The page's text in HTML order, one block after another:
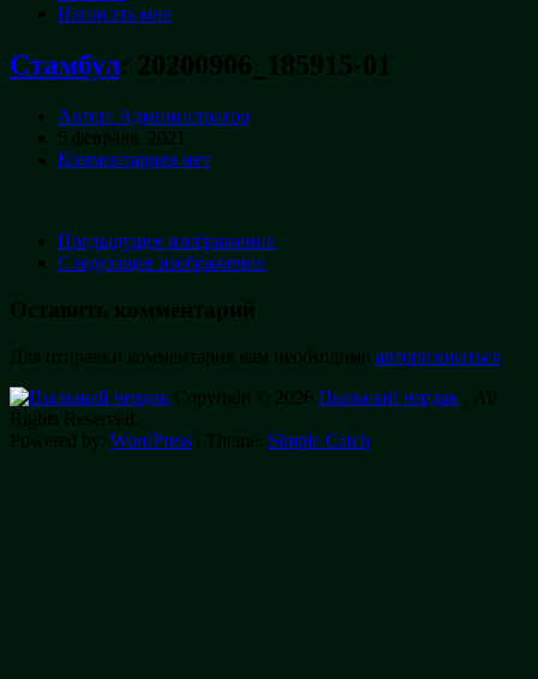
Написать мне
Стамбул: 20200906_185915-01
Автор: Администратор
5 февраля, 2021
Комментариев нет
Предыдущее изображение
Следующее изображение
Оставить комментарий
Для отправки комментария вам необходимо авторизоваться
Copyright © 2026 Пыльный чердак . All
Rights Reserved.
Powered by: WordPress | Theme: Simple Catch